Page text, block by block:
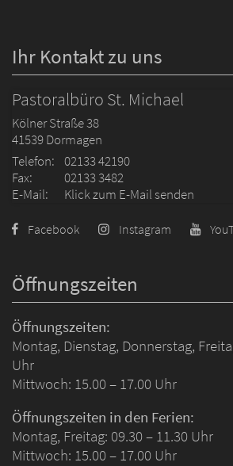
Öffnungszeiten
Öffnungszeiten:
Montag, Dienstag, Donnerstag,
Uhr
Mittwoch: 15.00 – 17.00 Uhr
Öffnungszeiten in den Ferien:
Montag, Freitag: 09.30 – 11.30 Uhr
Mittwoch: 15.00 – 17.00 Uhr
Ihr Kontakt zu uns
Pastoralbüro St. Michael
Kölner Straße 38
41539Dormagen
Telefon: 02133 42190
Fax:
02133 3482
E-Mail:
Klick zum E-Mail senden
Facebook Instagram